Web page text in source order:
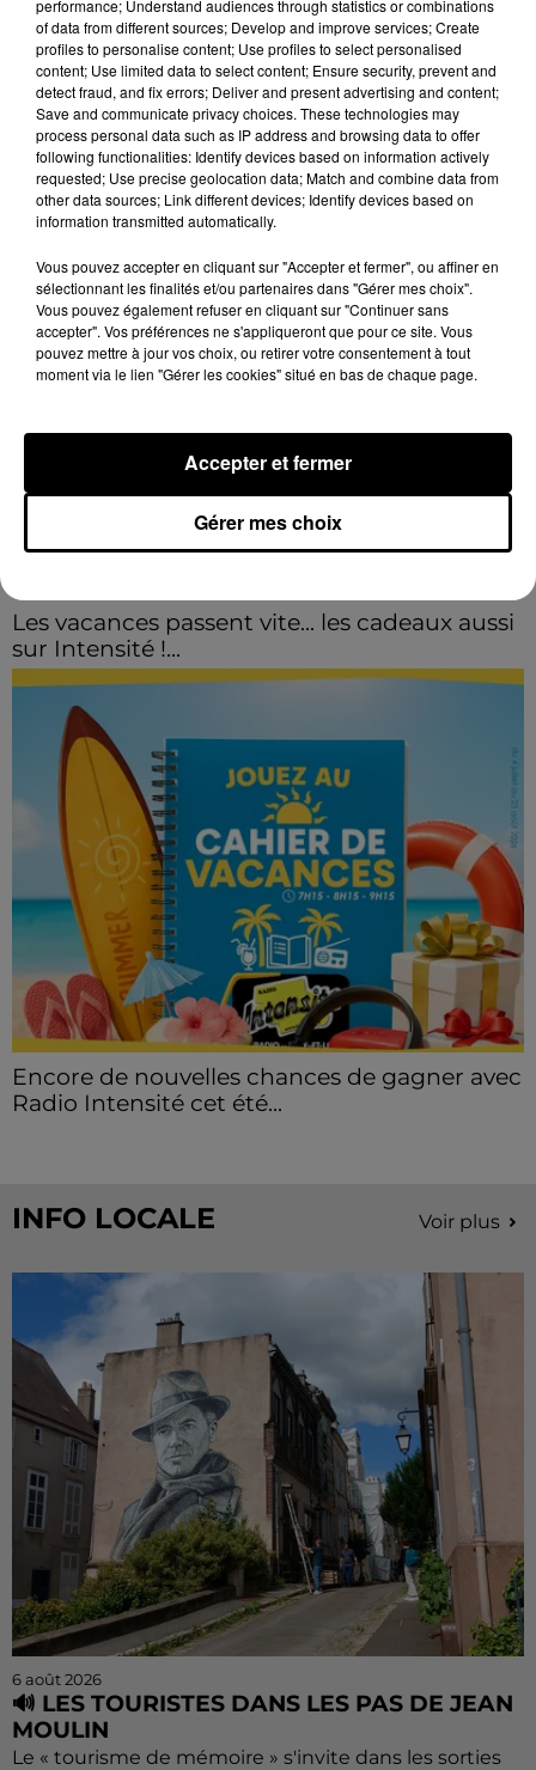
TAHITI 80
Made Up
ANOUK
Nobody S Wife
TOUS LES JEUX Voir plus
Les vacances passent vite... les cadeaux aussi
sur Intensité !...
Encore de nouvelles chances de gagner avec
Radio Intensité cet été...
INFO LOCALE Voir plus
6 août 2026
🔊 LES TOURISTES DANS LES PAS DE JEAN
MOULIN
Le « tourisme de mémoire » s'invite dans les sorties
performance; Understand audiences through statistics or combinations
of data from different sources; Develop and improve services; Create
profiles to personalise content; Use profiles to select personalised
content; Use limited data to select content; Ensure security, prevent and
detect fraud, and fix errors; Deliver and present advertising and content;
Save and communicate privacy choices. These technologies may
process personal data such as IP address and browsing data to offer
following functionalities: Identify devices based on information actively
requested; Use precise geolocation data; Match and combine data from
other data sources; Link different devices; Identify devices based on
information transmitted automatically.
Vous pouvez accepter en cliquant sur "Accepter et fermer", ou affiner en
sélectionnant les finalités et/ou partenaires dans "Gérer mes choix".
Vous pouvez également refuser en cliquant sur "Continuer sans
accepter". Vos préférences ne s'appliqueront que pour ce site. Vous
pouvez mettre à jour vos choix, ou retirer votre consentement à tout
moment via le lien "Gérer les cookies" situé en bas de chaque page.
Gérer mes choix
Accepter et fermer